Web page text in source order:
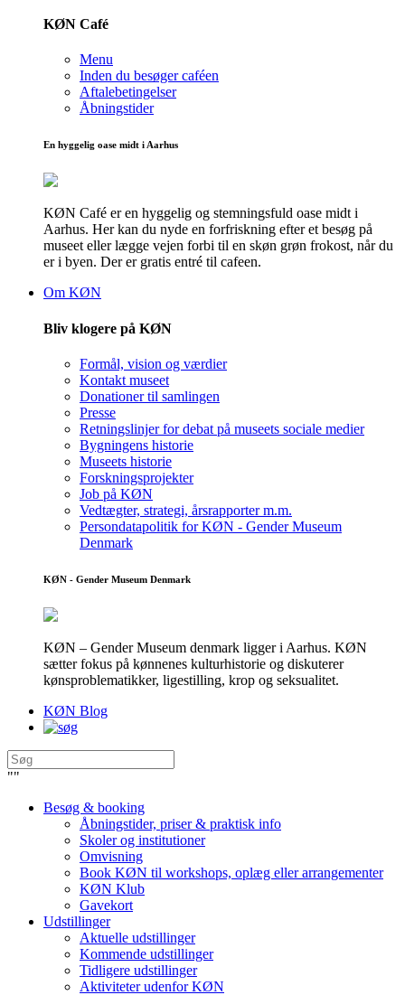
KØN Café
Menu
Inden du besøger caféen
Aftalebetingelser
Åbningstider
En hyggelig oase midt i Aarhus
KØN Café er en hyggelig og stemningsfuld oase midt i
Aarhus. Her kan du nyde en forfriskning efter et besøg på
museet eller lægge vejen forbi til en skøn grøn frokost, når du
er i byen. Der er gratis entré til cafeen.
Om KØN
Bliv klogere på KØN
Formål, vision og værdier
Kontakt museet
Donationer til samlingen
Presse
Retningslinjer for debat på museets sociale medier
Bygningens historie
Museets historie
Forskningsprojekter
Job på KØN
Vedtægter, strategi, årsrapporter m.m.
Persondatapolitik for KØN - Gender Museum
Denmark
KØN - Gender Museum Denmark
KØN – Gender Museum denmark ligger i Aarhus. KØN
sætter fokus på kønnenes kulturhistorie og diskuterer
kønsproblematikker, ligestilling, krop og seksualitet.
KØN Blog
""
Besøg & booking
Åbningstider, priser & praktisk info
Skoler og institutioner
Omvisning
Book KØN til workshops, oplæg eller arrangementer
KØN Klub
Gavekort
Udstillinger
Aktuelle udstillinger
Kommende udstillinger
Tidligere udstillinger
Aktiviteter udenfor KØN